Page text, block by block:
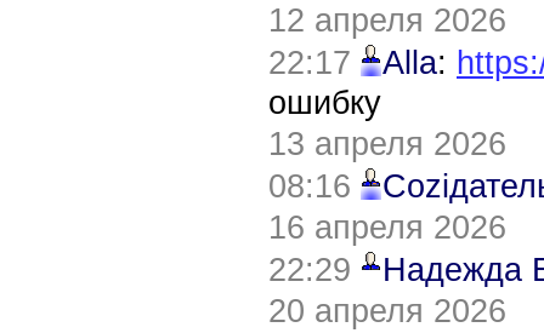
12 апреля 2026
22:17
Alla:
ошибку
13 апреля 2026
08:16
16 апреля 2026
22:29
Надежда
20 апреля 2026